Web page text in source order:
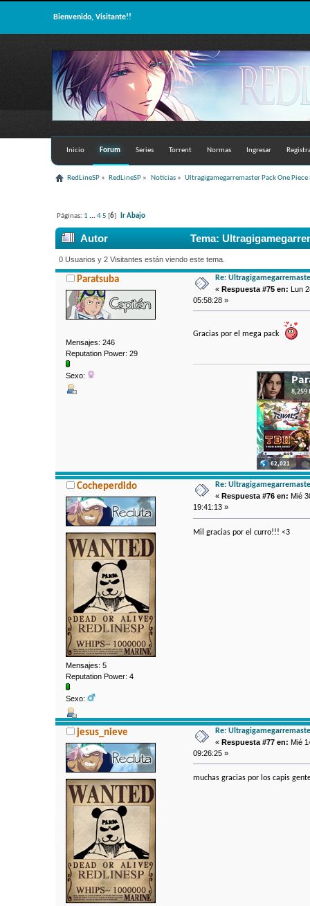
Bienvenido, Visitante!!
Inicio Forum Series Torrent Normas Ingresar
RedLineSP » RedLineSP » Noticias» Ultragigamegarremaster Pack One
Páginas: 1 ...4 5 6] Ir Abajo
Autor Tema:
0 Usuarios y 2 Visitantes están viendo este tema.
Paratsuba
Mensajes: 246
Reputation Power: 29
Sexo:
Re:
«Respuesta #75 en: Lun
05:58:28 »
Gracias por el mega pack
Cocheperdido
Mensajes: 5
Reputation Power: 4
Sexo:
Re:
«Respuesta #76 en: Mié
19:41:13 »
Mil gracias por el curro!!! <3
jesus_nieve
Re:
«Respuesta #77 en: Mié
09:26:25 »
muchas gracias por los capis